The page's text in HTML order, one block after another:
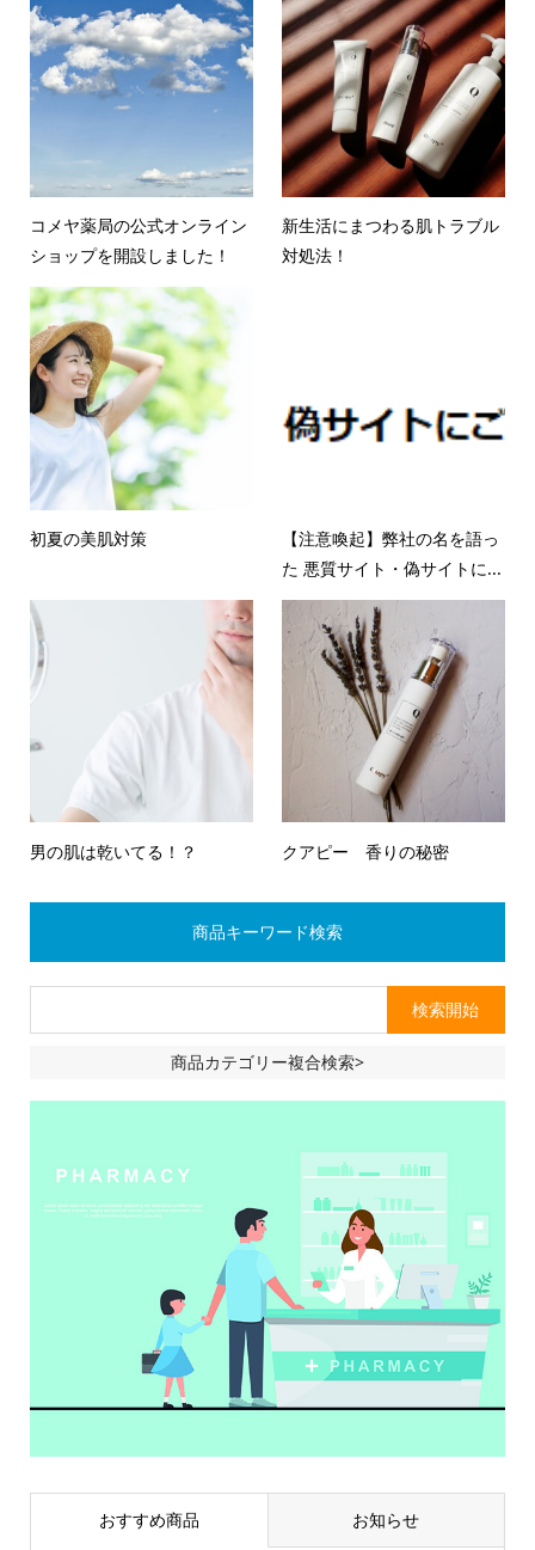
コメヤ薬局の公式オンライン
ショップを開設しました！
新生活にまつわる肌トラブル
対処法！
初夏の美肌対策
【注意喚起】弊社の名を語っ
た 悪質サイト・偽サイトに...
男の肌は乾いてる！？ クアピー 香りの秘密
商品キーワード検索
商品カテゴリー複合検索>
おすすめ商品 お知らせ